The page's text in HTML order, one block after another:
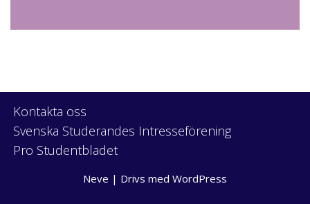
Kontakta oss
Svenska Studerandes Intresseförening
Pro Studentbladet
Neve | Drivs med WordPress